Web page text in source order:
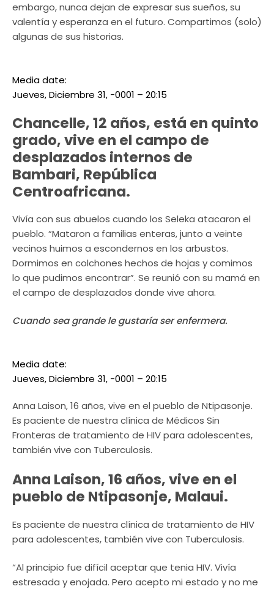
embargo, nunca dejan de expresar sus sueños, su
valentía y esperanza en el futuro. Compartimos (solo)
algunas de sus historias.
Media date:
Jueves, Diciembre 31, -0001 – 20:15
Chancelle, 12 años, está en quinto
grado, vive en el campo de
desplazados internos de
Bambari, República
Centroafricana.
Vivía con sus abuelos cuando los Seleka atacaron el
pueblo. “Mataron a familias enteras, junto a veinte
vecinos huimos a escondernos en los arbustos.
Dormimos en colchones hechos de hojas y comimos
lo que pudimos encontrar”. Se reunió con su mamá en
el campo de desplazados donde vive ahora.
Cuando sea grande le gustaría ser enfermera.
Media date:
Jueves, Diciembre 31, -0001 – 20:15
Anna Laison, 16 años, vive en el pueblo de Ntipasonje.
Es paciente de nuestra clínica de Médicos Sin
Fronteras de tratamiento de HIV para adolescentes,
también vive con Tuberculosis.
Anna Laison, 16 años, vive en el
pueblo de Ntipasonje, Malaui.
Es paciente de nuestra clínica de tratamiento de HIV
para adolescentes, también vive con Tuberculosis.
“Al principio fue difícil aceptar que tenia HIV. Vivía
estresada y enojada. Pero acepto mi estado y no me